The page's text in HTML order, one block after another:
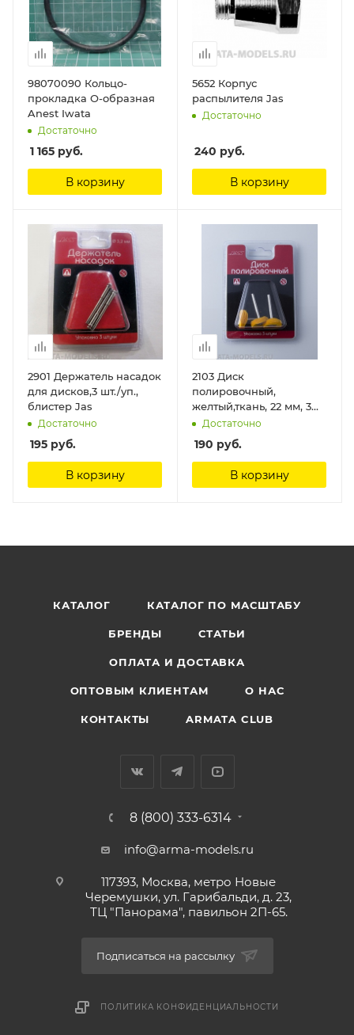
98070090 Кольцо-
прокладка О-образная
Anest Iwata
Достаточно
1 165 руб.
В корзину
5652 Корпус
распылителя Jas
Достаточно
240 руб.
В корзину
2901 Держатель насадок
для дисков,3 шт./уп.,
блистер Jas
Достаточно
195 руб.
В корзину
2103 Диск
полировочный,
желтый,ткань, 22 мм, 3
шт./уп., блистер Jas
Достаточно
190 руб.
В корзину
КАТАЛОГ КАТАЛОГ ПО МАСШТАБУ
БРЕНДЫ СТАТЬИ
ОПЛАТА И ДОСТАВКА
ОПТОВЫМ КЛИЕНТАМ О НАС
КОНТАКТЫ ARMATA CLUB
8 (800) 333-6314
info@arma-models.ru
117393, Москва, метро Новые
Черемушки, ул. Гарибальди, д. 23,
ТЦ "Панорама", павильон 2П-65.
Подписаться на рассылку
ПОЛИТИКА КОНФИДЕНЦИАЛЬНОСТИ